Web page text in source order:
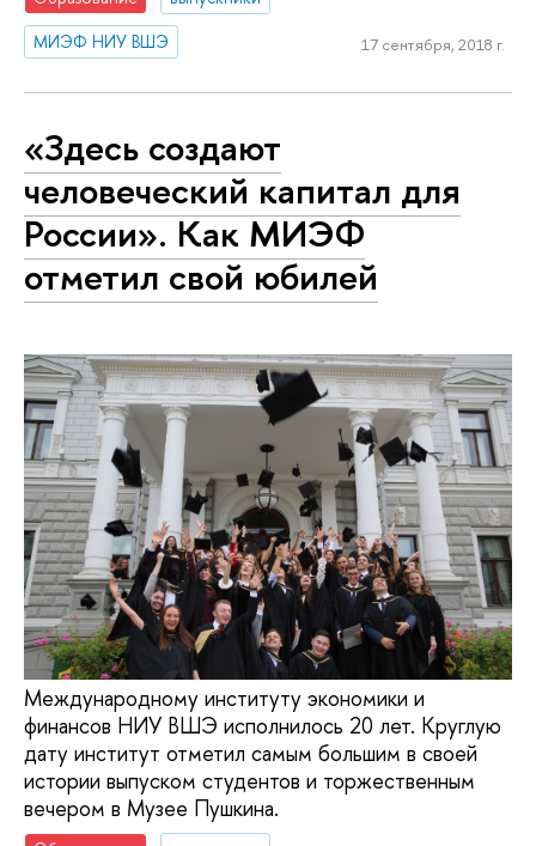
МИЭФ НИУ ВШЭ
17 сентября, 2018 г.
«Здесь создают
человеческий капитал для
России». Как МИЭФ
отметил свой юбилей
Международному институту экономики и
финансов НИУ ВШЭ исполнилось 20 лет. Круглую
дату институт отметил самым большим в своей
истории выпуском студентов и торжественным
вечером в Музее Пушкина.